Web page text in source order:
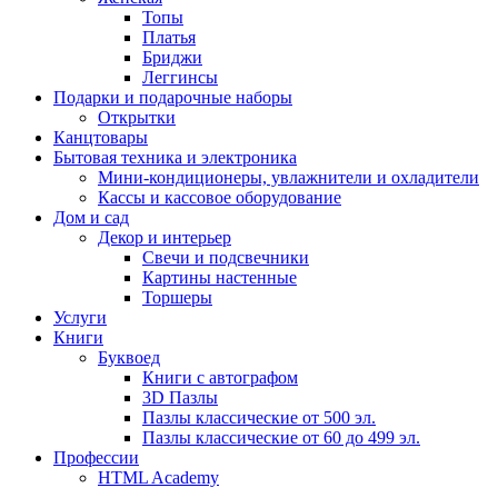
Топы
Платья
Бриджи
Леггинсы
Подарки и подарочные наборы
Открытки
Канцтовары
Бытовая техника и электроника
Мини-кондиционеры, увлажнители и охладители
Кассы и кассовое оборудование
Дом и сад
Декор и интерьер
Свечи и подсвечники
Картины настенные
Торшеры
Услуги
Книги
Буквоед
Книги с автографом
3D Пазлы
Пазлы классические от 500 эл.
Пазлы классические от 60 до 499 эл.
Профессии
HTML Academy